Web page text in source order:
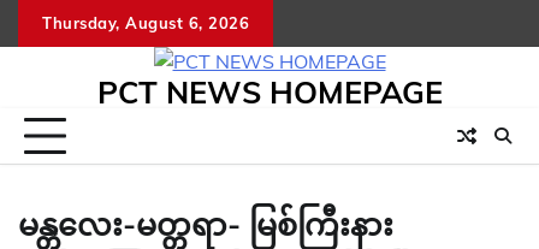
to
Thursday, August 6, 2026
PCT NEWS HOMEPAGE
မန္တလေး-မတ္တရာ- မြစ်ကြီးနား